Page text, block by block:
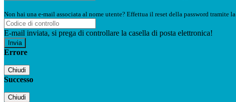
Non hai una e-mail associata al nome utente? Effettua il reset della password tramite la
E-mail inviata, si prega di controllare la casella di posta elettronica!
Errore
Chiudi
Successo
Chiudi